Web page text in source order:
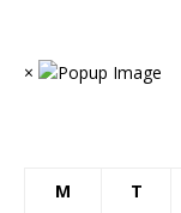
×
M T